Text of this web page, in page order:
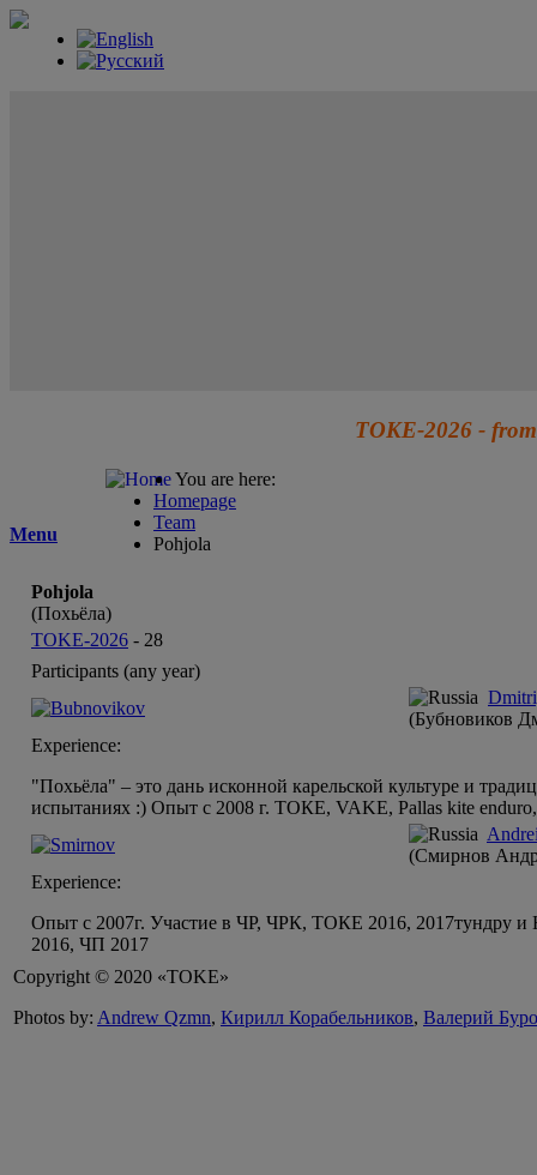
TOKE-2026 -
Menu
You are here:
Homepage
Team
Pohjola
Pohjola
(Похьёла)
TOKE-2026 - 28
Participants (any year)
(Бубновиков
Experience:
"Похьёла" – это дань исконной карельской культуре и
испытаниях :) Опыт с 2008 г. ТОКЕ, VAKE, Pallas kite
(Смирнов
Experience:
Опыт с 2007г. Участие в ЧР, ЧРК, ТОКЕ 2016, 2017тундру и
2016, ЧП 2017
Copyright © 2020 «TOKE»
Photos by: Andrew Qzmn, Кирилл Корабельников, Валерий